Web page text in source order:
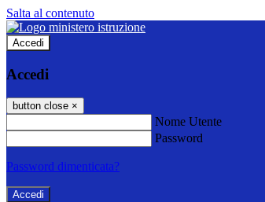
Salta al contenuto
Accedi
Accedi
button close ×
Nome Utente
Password
Password dimenticata?